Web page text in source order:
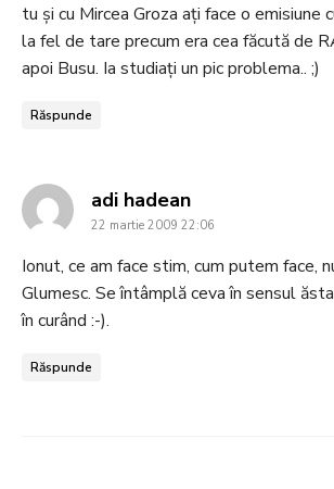
tu şi cu Mircea Groza aţi face o emisiune
la fel de tare precum era cea făcută de
apoi Busu. Ia studiaţi un pic problema.. ;)
Răspunde
adi hadeansays:
22 martie 2009 22:06
Ionut, ce am face stim, cum putem face,
Glumesc. Se întâmplă ceva în sensul
în curând :-).
Răspunde